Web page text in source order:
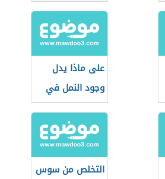
على ماذا يدل
وجود النمل في
البيت
التخلص من سوس